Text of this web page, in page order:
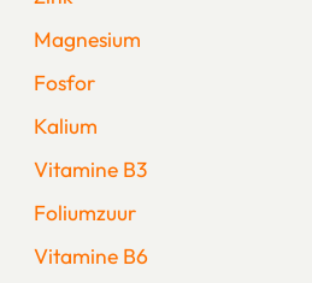
Magnesium
Fosfor
Kalium
Vitamine B3
Foliumzuur
Vitamine B6